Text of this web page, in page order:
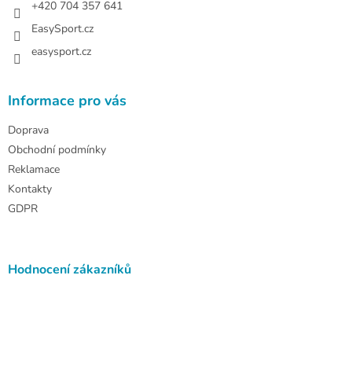
+420 704 357 641
EasySport.cz
easysport.cz
Informace pro vás
Doprava
Obchodní podmínky
Reklamace
Kontakty
GDPR
Hodnocení zákazníků